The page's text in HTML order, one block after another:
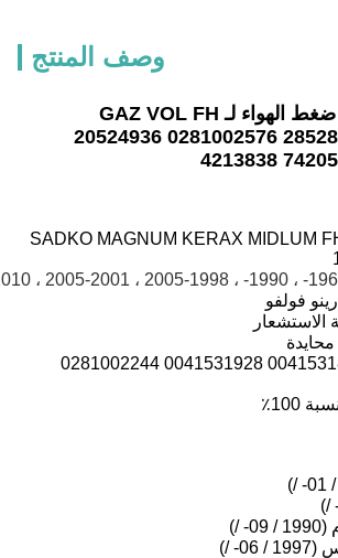
وصف المنتج
خريطة مستشعر ضغط الهواء لـ GAZ VOL FH
20524936
SADKO MAGNUM KERAX
0041531828 0041531928 0281002244